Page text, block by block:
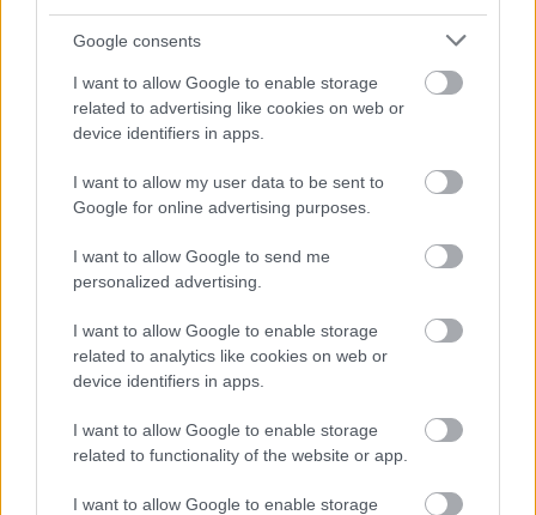
Google consents
I want to allow Google to enable storage
related to advertising like cookies on web or
device identifiers in apps.
I want to allow my user data to be sent to
Google for online advertising purposes.
I want to allow Google to send me
personalized advertising.
I want to allow Google to enable storage
related to analytics like cookies on web or
device identifiers in apps.
I want to allow Google to enable storage
related to functionality of the website or app.
I want to allow Google to enable storage
BEST OF INTERNET